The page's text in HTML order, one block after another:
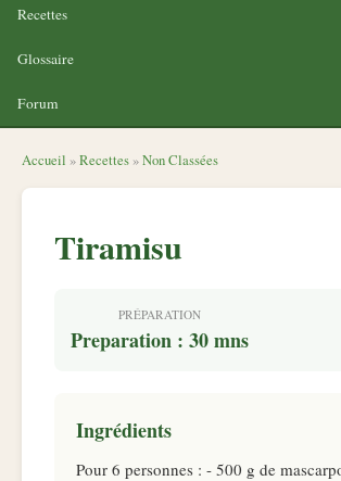
Recettes
Glossaire
Forum
Accueil »Recettes »Non Classées
Tiramisu
PRÉPARATION
Preparation : 30 mns
Ingrédients
Pour 6 personnes : - 500 g de